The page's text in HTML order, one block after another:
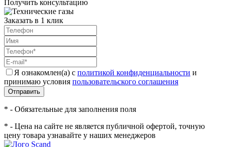
Получить консультацию
Заказать в 1 клик
Я ознакомлен(а) с политикой конфиденциальности и
принимаю условия пользовательского соглашения
Отправить
* - Обязательные для заполнения поля
* - Цена на сайте не является публичной офертой, точную
цену товара узнавайте у наших менеджеров